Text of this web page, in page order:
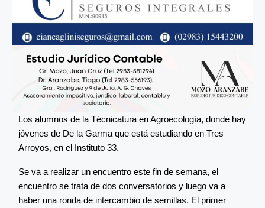
Los alumnos de la Técnicatura en Agroecología, donde hay
jóvenes de De la Garma que está estudiando en Tres
Arroyos, en el Instituto 33.
Se va a realizar un encuentro este fin de semana, el
encuentro se trata de dos conversatorios y luego va a
haber una ronda de intercambio de semillas. El primer